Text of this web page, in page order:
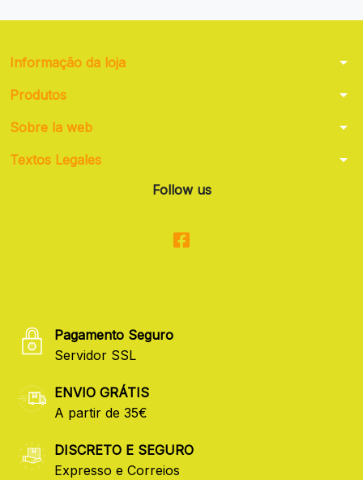
Informação da loja arrow_drop_down
Produtos arrow_drop_down
Sobre la web arrow_drop_down
Textos Legales arrow_drop_down
Follow us
Pagamento Seguro
Servidor SSL
ENVIO GRÁTIS
A partir de 35€
DISCRETO E SEGURO
Expresso e Correios